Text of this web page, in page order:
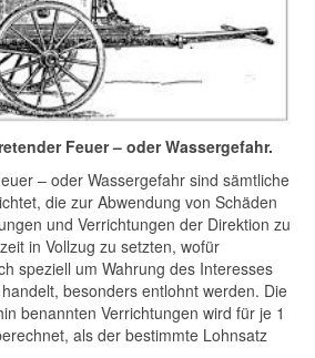
Feuer – oder Wassergefahr.
– oder Wassergefahr sind sämtliche
die zur Abwendung von Schäden
und Verrichtungen der Direktion zu
in Vollzug zu setzten, wofür
speziell um Wahrung des Interesses
besonders entlohnt werden. Die
benannten Verrichtungen wird für je 1
als der bestimmte Lohnsatz